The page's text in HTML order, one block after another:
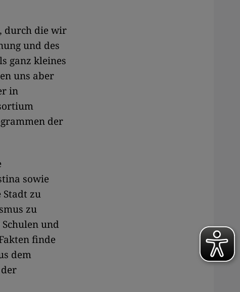
durch die wir
und des
ganz kleines
uns aber
in
der
sowie
Stadt zu
zu
und
finde
dem